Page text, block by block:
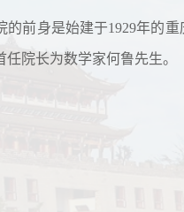
的前身是始建于1929年的
院长为数学家何鲁先生。